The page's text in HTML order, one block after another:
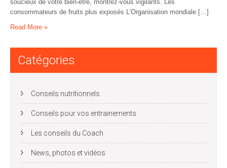
soucieux de votre bien-être, montrez-vous vigilants. Les
consommateurs de fruits plus exposés L’Organisation mondiale […]
Read More »
Catégories
Conseils nutritionnels
Conseils pour vos entrainements
Les conseils du Coach
News, photos et vidéos